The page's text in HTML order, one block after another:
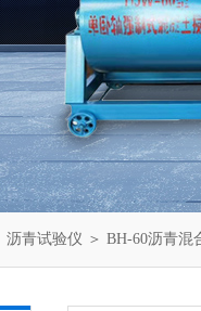
沥青试验仪 ＞ BH-60沥青